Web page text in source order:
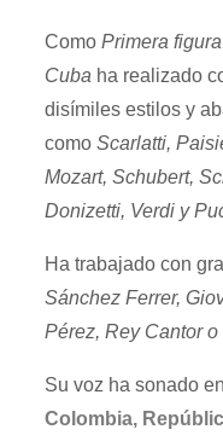
ComoPrimera
Cuba ha realizado
disímiles estilos y
comoScarlatti,
Mozart, Schubert,
Donizetti, Verdi y
Ha trabajado con
Sánchez Ferrer,
Pérez, Rey Cantor
Su voz ha sonado
Colombia,